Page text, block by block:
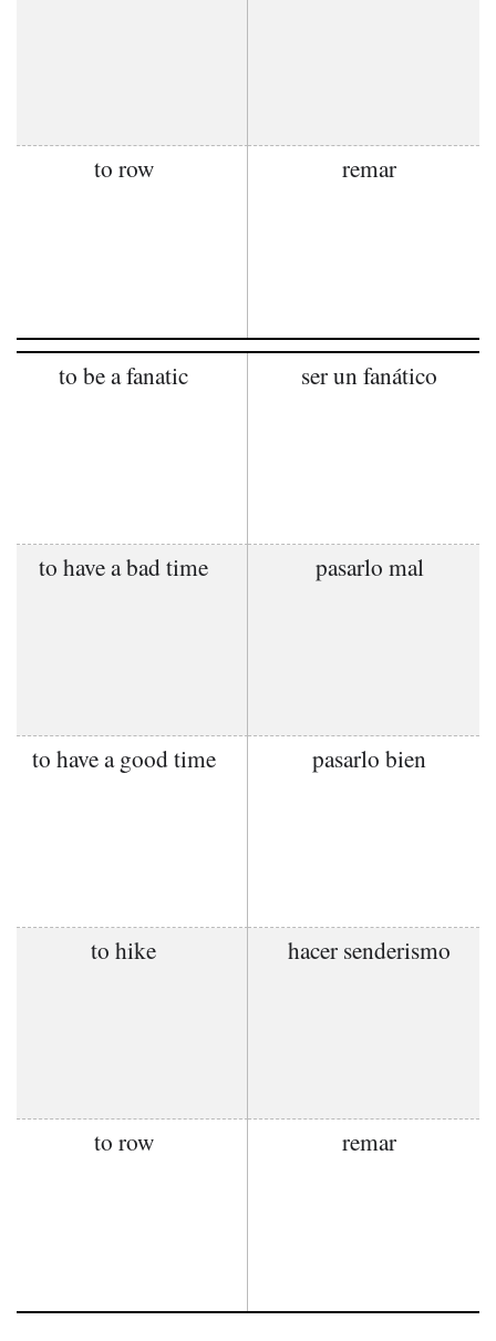
to row remar
to be a fanatic ser un fanático
to have a bad time pasarlo mal
to have a good time pasarlo bien
to hike hacer senderismo
to row remar